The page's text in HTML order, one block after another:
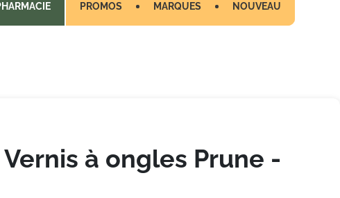
PROMOS MARQUES NOUVEAU
à ongles Prune -